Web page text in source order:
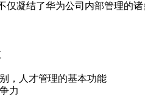
仅凝结了华为公司内部管理的
，人才管理的基本功能
力